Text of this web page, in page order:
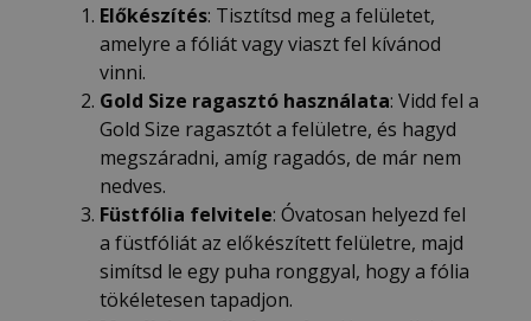
Előkészítés: Tisztítsd meg a felületet,
amelyre a fóliát vagy viaszt fel kívánod
vinni.
Gold Size ragasztó használata: Vidd fel a
Gold Size ragasztót a felületre, és hagyd
megszáradni, amíg ragadós, de már nem
nedves.
Füstfólia felvitele: Óvatosan helyezd fel
a füstfóliát az előkészített felületre, majd
simítsd le egy puha ronggyal, hogy a fólia
tökéletesen tapadjon.